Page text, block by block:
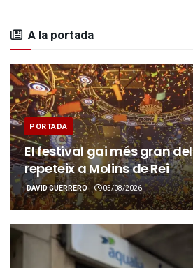
A la portada
PORTADA
El festival gai més gran
repeteix a Molins de Rei
DAVID GUERRERO 05/08/2026